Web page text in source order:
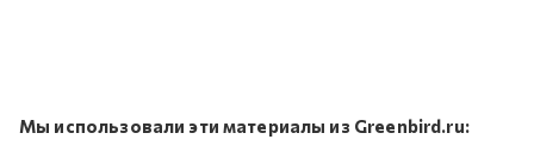
Мы использовали эти материалы из Greenbird.ru: